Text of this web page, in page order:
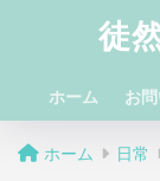
徒
ホーム お
ホーム 日常